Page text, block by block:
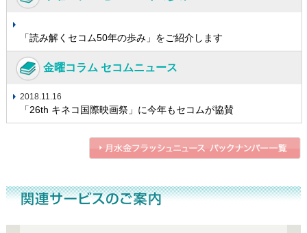
「読み解くセコム50年の歩み」をご紹介します
金曜コラム セコムニュース
2018.11.16
「26th キネコ国際映画祭」に今年もセコムが協賛